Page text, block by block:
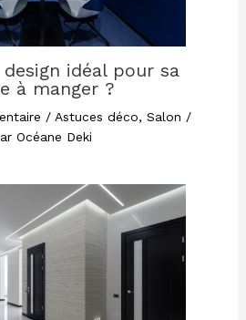
idéal pour sa
à manger ?
/ Astuces déco, Salon /
Océane Deki